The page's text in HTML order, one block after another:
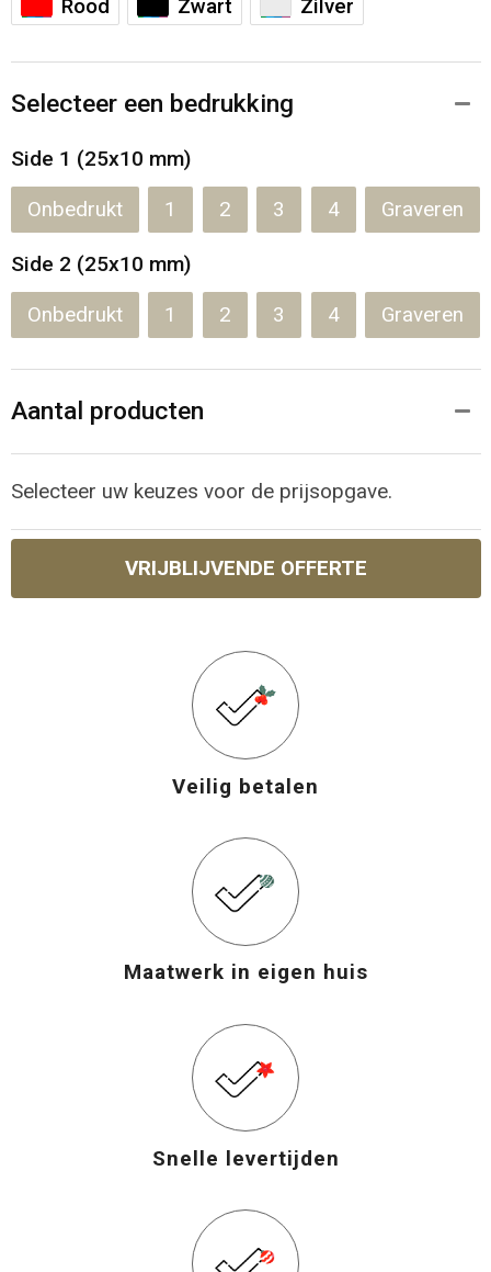
Rood
Zwart Zilver
Selecteer een bedrukking
Side 1 (25x10 mm)
Onbedrukt 1 2 3 4 Graveren
Side 2 (25x10 mm)
Onbedrukt 1 2 3 4 Graveren
Aantal producten
Selecteer uw keuzes voor de prijsopgave.
VRIJBLIJVENDE OFFERTE
Veilig betalen
Maatwerk in eigen huis
Snelle levertijden